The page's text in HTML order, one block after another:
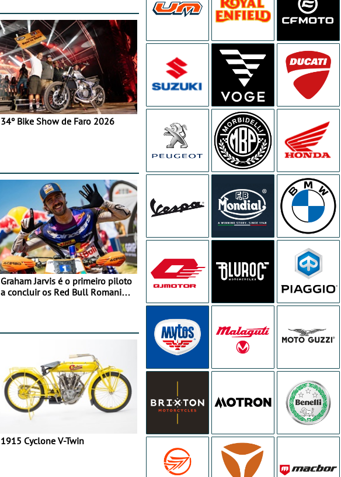
34º Bike Show de Faro 2026
Graham Jarvis é o primeiro piloto
a concluir os Red Bull Romaniacs
1915 Cyclone V-Twin